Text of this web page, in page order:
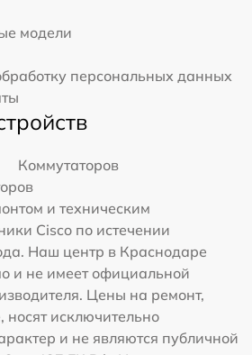
модели
персональных данных
Коммутаторов
и техническим
Cisco по истечении
Наш центр в Краснодаре
и не имеет официальной
Цены на ремонт,
носят исключительно
и не являются публичной